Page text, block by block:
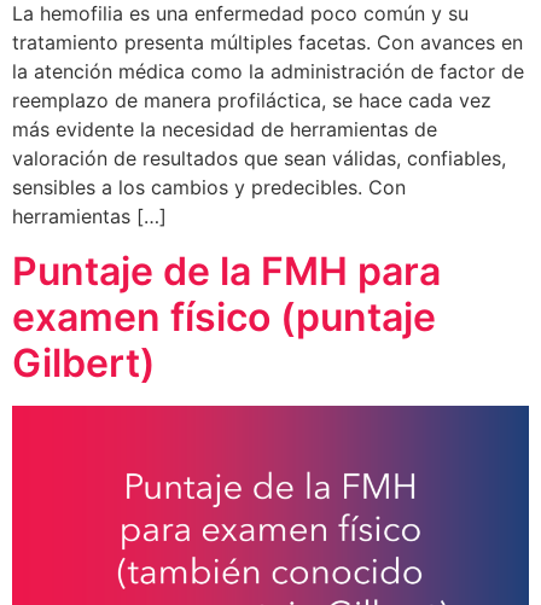
La hemofilia es una enfermedad poco común y su
tratamiento presenta múltiples facetas. Con avances en
la atención médica como la administración de factor de
reemplazo de manera profiláctica, se hace cada vez
más evidente la necesidad de herramientas de
valoración de resultados que sean válidas, confiables,
sensibles a los cambios y predecibles. Con
herramientas […]
Puntaje de la FMH para
examen físico (puntaje
Gilbert)